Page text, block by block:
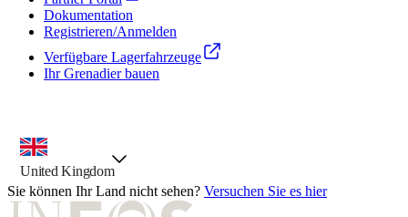
Dokumentation
Registrieren/Anmelden
Verfügbare Lagerfahrzeuge
Ihr Grenadier bauen
Landesauswahl, vorausgewählte Option
United Kingdom
Sie können Ihr Land nicht sehen? Versuchen Sie es hier